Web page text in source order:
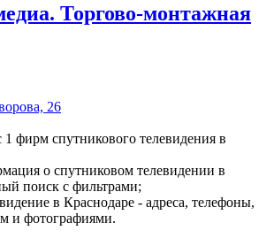
Торгово-монтажная
26
фирм спутникового телевидения в
о спутниковом телевидении в
поиск с фильтрами;
в Краснодаре - адреса, телефоны,
и фотографиями.